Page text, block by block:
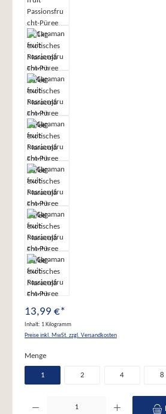
13,99 €*
Inhalt: 1 Kilogramm
Preise inkl. MwSt. zzgl. Versandkosten
Mengeauswählen
1 2 4 8